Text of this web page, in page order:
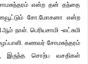
சோமசுந்தரம் என்ற தன் தந்தை
சோ.மோகனா என்ற
பெரியசாமி -லட்சுமி
கணவர் சோமசுந்தரம்
இருந்த சொற்ப வசதிகள்